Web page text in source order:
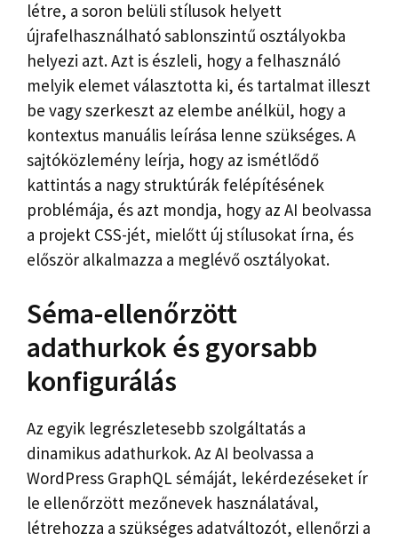
létre, a soron belüli stílusok helyett
újrafelhasználható sablonszintű osztályokba
helyezi azt. Azt is észleli, hogy a felhasználó
melyik elemet választotta ki, és tartalmat illeszt
be vagy szerkeszt az elembe anélkül, hogy a
kontextus manuális leírása lenne szükséges. A
sajtóközlemény leírja, hogy az ismétlődő
kattintás a nagy struktúrák felépítésének
problémája, és azt mondja, hogy az AI beolvassa
a projekt CSS-jét, mielőtt új stílusokat írna, és
először alkalmazza a meglévő osztályokat.
Séma-ellenőrzött
adathurkok és gyorsabb
konfigurálás
Az egyik legrészletesebb szolgáltatás a
dinamikus adathurkok. Az AI beolvassa a
WordPress GraphQL sémáját, lekérdezéseket ír
le ellenőrzött mezőnevek használatával,
létrehozza a szükséges adatváltozót, ellenőrzi a